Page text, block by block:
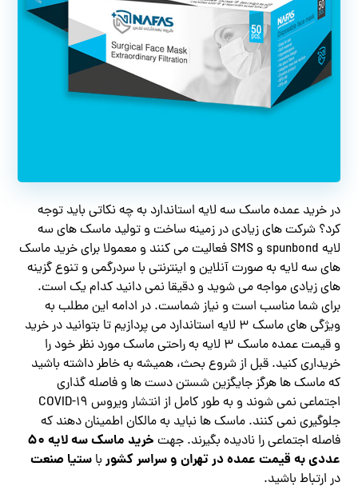
در خرید عمده ماسک سه لایه استاندارد به چه نکاتی باید توجه
کرد؟ شرکت های زیادی در زمینه ساخت و تولید ماسک های سه
لایه spunbond و SMS فعالیت می کنند و معمولا برای خرید ماسک
های سه لایه به صورت آنلاین و اینترنتی با سردرگمی و تنوع گزینه
های زیادی مواجه می شوید و دقیقا نمی دانید کدام یک است.
برای شما مناسب است و نیاز شماست. در ادامه این مطلب به
ویژگی های ماسک ۳ لایه استاندارد می پردازیم تا بتوانید در خرید
و قیمت عمده ماسک ۳ لایه به راحتی ماسک مورد نظر خود را
خریداری کنید. قبل از شروع بحث، همیشه به خاطر داشته باشید
که ماسک ها هرگز جایگزین شستن دست ها و فاصله گذاری
اجتماعی نمی شوند و به طور کامل از انتشار ویروس COVID-19
جلوگیری نمی کنند. ماسک ها نباید به مالکان اطمینان دهند که
فاصله اجتماعی را نادیده بگیرند. جهت
خرید ماسک سه لایه ۵۰
عددی به قیمت عمده در تهران و سراسر کشور باستیا صنعت
در ارتباط باشید.